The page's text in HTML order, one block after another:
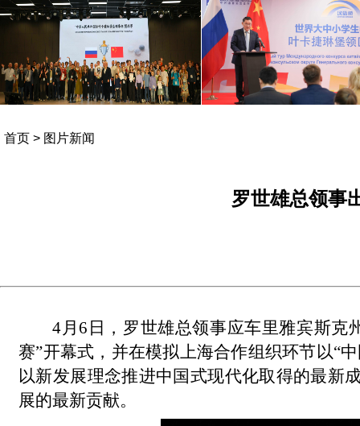
首页 > 图片新闻
罗世雄总领事
4月6日，罗世雄总领事应车里雅宾斯克
赛”开幕式，并在模拟上海合作组织环节以“
以新发展理念推进中国式现代化取得的最新
展的最新贡献。